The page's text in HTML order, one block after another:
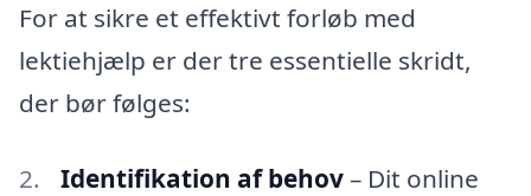
For at sikre et effektivt forløb med
lektiehjælp er der tre essentielle skridt,
der bør følges:
Identifikation af behov– Dit online